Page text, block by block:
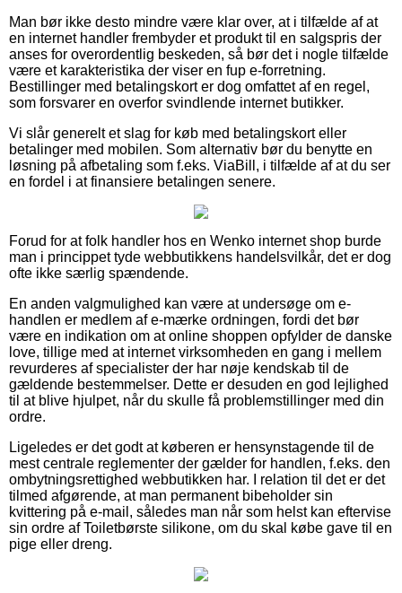
Man bør ikke desto mindre være klar over, at i tilfælde af at
en internet handler frembyder et produkt til en salgspris der
anses for overordentlig beskeden, så bør det i nogle tilfælde
være et karakteristika der viser en fup e-forretning.
Bestillinger med betalingskort er dog omfattet af en regel,
som forsvarer en overfor svindlende internet butikker.
Vi slår generelt et slag for køb med betalingskort eller
betalinger med mobilen. Som alternativ bør du benytte en
løsning på afbetaling som f.eks. ViaBill, i tilfælde af at du ser
en fordel i at finansiere betalingen senere.
Forud for at folk handler hos en Wenko internet shop burde
man i princippet tyde webbutikkens handelsvilkår, det er dog
ofte ikke særlig spændende.
En anden valgmulighed kan være at undersøge om e-
handlen er medlem af e-mærke ordningen, fordi det bør
være en indikation om at online shoppen opfylder de danske
love, tillige med at internet virksomheden en gang i mellem
revurderes af specialister der har nøje kendskab til de
gældende bestemmelser. Dette er desuden en god lejlighed
til at blive hjulpet, når du skulle få problemstillinger med din
ordre.
Ligeledes er det godt at køberen er hensynstagende til de
mest centrale reglementer der gælder for handlen, f.eks. den
ombytningsrettighed webbutikken har. I relation til det er det
tilmed afgørende, at man permanent bibeholder sin
kvittering på e-mail, således man når som helst kan eftervise
sin ordre af Toiletbørste silikone, om du skal købe gave til en
pige eller dreng.